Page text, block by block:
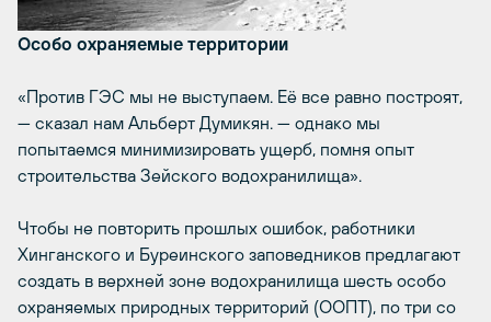
Особо охраняемые территории
«Против ГЭС мы не выступаем. Её все равно построят,
— сказал нам Альберт Думикян. — однако мы
попытаемся минимизировать ущерб, помня опыт
строительства Зейского водохранилища».
Чтобы не повторить прошлых ошибок, работники
Хинганского и Буреинского заповедников предлагают
создать в верхней зоне водохранилища шесть особо
охраняемых природных территорий (ООПТ), по три со